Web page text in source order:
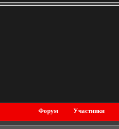
Форум Участники